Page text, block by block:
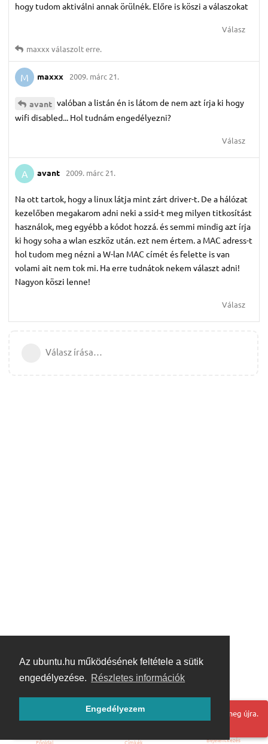
Az ubuntu.hu működésének feltétele a sütik
engedélyezése. Részletes információk
Engedélyezem
hogy tudom aktiválni annak örülnék. Előre is köszi a válaszokat
Válasz
maxxx válaszolt erre.
M maxxx 2009. márc 21.
avant valóban a listán én is látom de nem azt írja ki hogy
wifi disabled... Hol tudnám engedélyezni?
Válasz
A avant 2009. márc 21.
Na ott tartok, hogy a linux látja mint zárt driver-t. De a hálózat
kezelőben megakarom adni neki a ssid-t meg milyen titkosítást
használok, meg egyébb a kódot hozzá. és semmi mindig azt írja
ki hogy soha a wlan eszköz után. ezt nem értem. a MAC adress-t
hol tudom meg nézni a W-lan MAC címét és felette is van
volami ait nem tok mi. Ha erre tudnátok nekem választ adni!
Nagyon köszi lenne!
Válasz
Válasz írása…
Hoppá! Valami hiba történt. Frissítse az oldalt és próbálja meg újra.
Főoldal Címkék Bejelentkezés